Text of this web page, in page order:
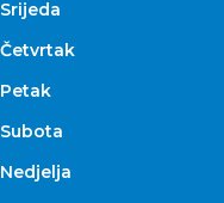
Srijeda
Četvrtak
Petak
Subota
Nedjelja